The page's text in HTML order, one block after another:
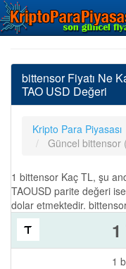
bittensor Fiyatı Ne
TAO USD Değeri
Kripto Para Piyasası
Güncel bittensor
1 bittensor Kaç TL, şu
TAOUSD parite değeri
dolar etmektedir.
1